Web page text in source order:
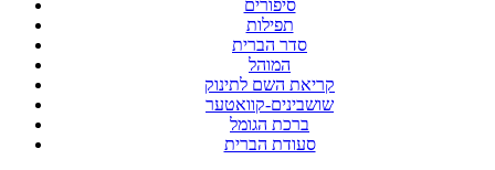
סיפורים
תפילות
סדר הברית
המוהל
קריאת השם לתינוק
שושבינים-קוואטער
ברכת הגומל
סעודת הברית